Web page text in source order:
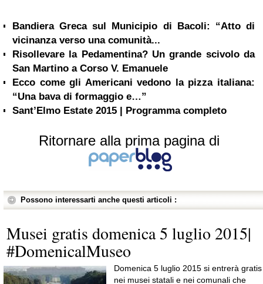
Bandiera Greca sul Municipio di Bacoli: “Atto di
vicinanza verso una comunità...
Risollevare la Pedamentina? Un grande scivolo da
San Martino a Corso V. Emanuele
Ecco come gli Americani vedono la pizza italiana:
“Una bava di formaggio e…”
Sant’Elmo Estate 2015 | Programma completo
Ritornare alla prima pagina di
Possono interessarti anche questi articoli :
Musei gratis domenica 5 luglio 2015|
#DomenicalMuseo
Domenica 5 luglio 2015 si entrerà gratis
nei musei statali e nei comunali che